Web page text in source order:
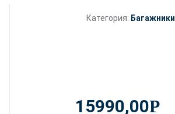
Категория: Багажники
15990,00Р